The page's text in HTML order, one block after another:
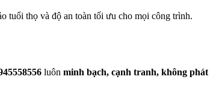
tuổi thọ và độ an toàn tối ưu cho mọi công trình.
luôn minh bạch, cạnh tranh, không phát